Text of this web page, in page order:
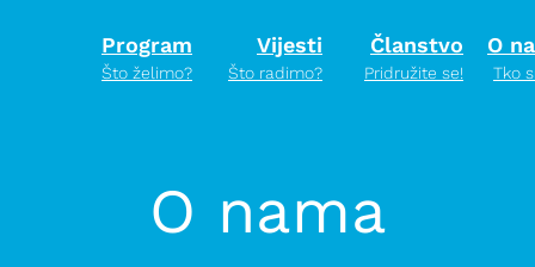
Program
Što želimo?
Vijesti
Što radimo?
Članstvo
Pridružite se!
O
Tko
O nama